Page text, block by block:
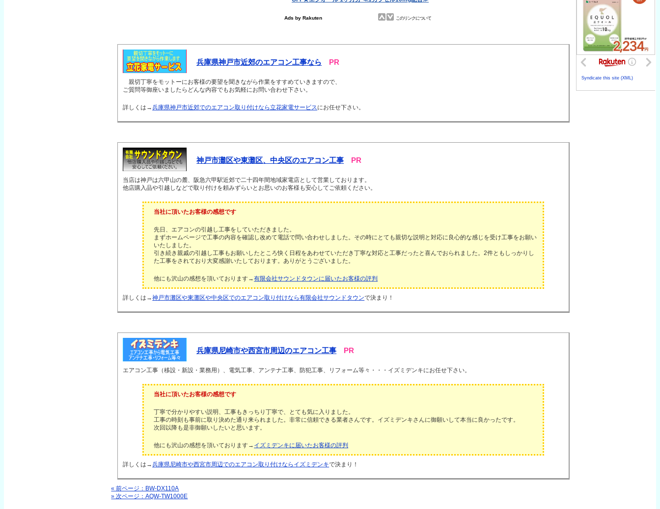
兵庫県神戸市近郊のエアコン工事なら PR
親切丁寧をモットーにお客様の要望を聞きながら作業をすすめていきますので、
ご質問等御座いましたらどんな内容でもお気軽にお問い合わせ下さい。
詳しくは→兵庫県神戸市近郊でのエアコン取り付けなら立花家電サービス にお任せ下さい。
神戸市灘区や東灘区、中央区のエアコン工事 PR
当店は神戸は六甲山の麓、阪急六甲駅近郊で二十四年間地域家電店として営業しております。
他店購入品や引越しなどで取り付けを頼みずらいとお思いのお客様も安心してご依頼ください。
当社に頂いたお客様の感想です
先日、エアコンの引越し工事をしていただきました。
まずホームページで工事の内容を確認し改めて電話で問い合わせしました。その時にとても親切な説明と対応に良心的な感じを受け工事をお願い
いたしました。
引き続き親戚の引越し工事もお願いしたところ快く日程をあわせていただき丁寧な対応と工事だったと喜んでおられました。2件ともしっかりし
た工事をされており大変感謝いたしております。ありがとうございました。
他にも沢山の感想を頂いております→有限会社サウンドタウンに届いたお客様の評判
詳しくは→神戸市灘区や東灘区や中央区でのエアコン取り付けなら有限会社サウンドタウンで決まり！
兵庫県尼崎市や西宮市周辺のエアコン工事 PR
エアコン工事（移設・新設・業務用）、電気工事、アンテナ工事、防犯工事、リフォーム等々・・・イズミデンキにお任せ下さい。
当社に頂いたお客様の感想です
丁寧で分かりやすい説明、工事もきっちり丁寧で、とても気に入りました。
工事の時刻も事前に取り決めた通り来られました。非常に信頼できる業者さんです。イズミデンキさんに御願いして本当に良かったです。
次回以降も是非御願いしたいと思います。
他にも沢山の感想を頂いております→ イズミデンキに届いたお客様の評判
詳しくは→兵庫県尼崎市や西宮市周辺でのエアコン取り付けならイズミデンキで決まり！
« 前ページ：BW-DX110A
» 次ページ：AQW-TW1000E
Syndicate this site (XML)